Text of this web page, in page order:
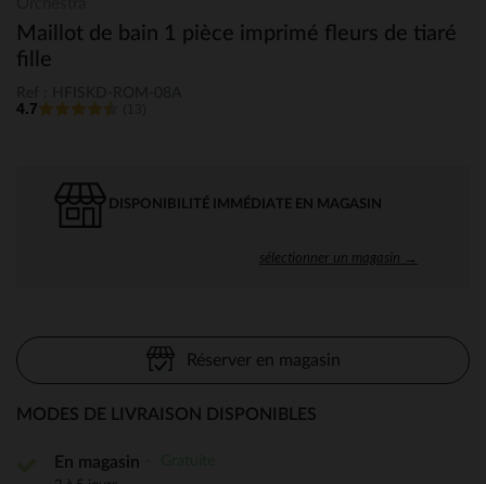
Maillot de bain 1 pièce imprimé fleurs de tiaré
fille
4.7
DISPONIBILITÉ IMMÉDIATE EN MAGASIN
sélectionner un magasin →
Réserver en magasin
MODES DE LIVRAISON DISPONIBLES
En magasin